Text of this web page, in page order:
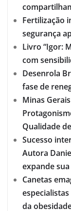
Fertilização
segurança
Livro “Igor:
com
Desenrola
fase de
Minas
Qualidade
Sucesso
Autora
expande
Canetas
da